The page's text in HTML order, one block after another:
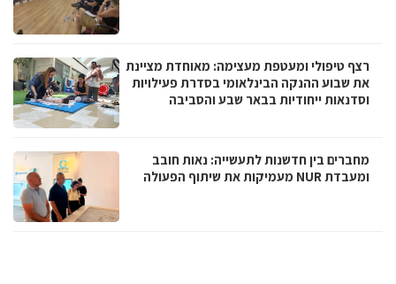
רצף טיפולי ומעטפת מעצימה: מאוחדת מציינת
את שבוע ההנקה הבינלאומי בסדרת פעילויות
וסדנאות ייחודיות בבאר שבע והסביבה
מחברים בין חדשנות לתעשייה: נאות חובב
ומעבדת NUR מעמיקות את שיתוף הפעולה